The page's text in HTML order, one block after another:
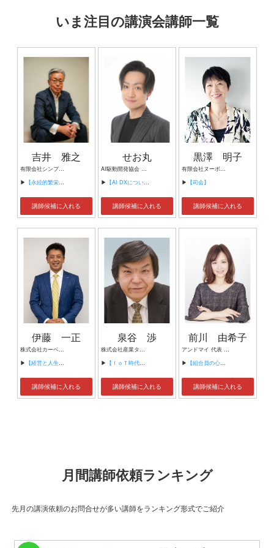
いま注目の講演会講師一覧
吉井 雅之
有限会社シンプルタスク 代表取締役 習慣形成コンサルタント
▶ 【永続的繁栄の組織づくり】
講師候補に入れる
せお丸
AI駆動開発協会 代表理事 サイバーフリークス株式会社 代表取締役
▶ 【AI DXについて】
講師候補に入れる
黒澤 明子
有限会社ヌーボヌール代表取締役
▶ 【司会】
講師候補に入れる
伊藤 一正
株式会社カーベル代表取締役社長 プロレスラーカーベル伊藤
▶ 【経営と人生がHappyになる3つのキーワード】
講師候補に入れる
泉谷 渉
株式会社産業タイムズ社 代表取締役会長 半導体産業新聞 特別編集委員
▶ 【ＩｏＴ時代にニッポンの製造業が一気に抜け出す！！ ～世界トップシェアのセンサーとロボットで戦え！】
講師候補に入れる
前川 由希子
アンドマイ 代表 組織活性化コンサルタント
▶ 【組合員の心をぐっと掴むコミュニケーション術～組合員が「あなたが言うなら」と動き出す３ステップ～】
講師候補に入れる
月間講師依頼ランキング
先月の講演依頼のお問合せが多い講師をランキング形式でご紹介